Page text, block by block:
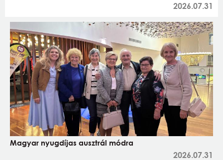
2026.07.31
Magyar nyugdíjas ausztrál módra
2026.07.31